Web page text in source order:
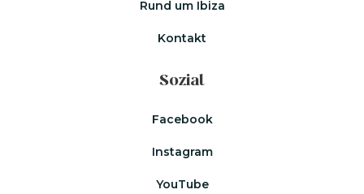
Rund um Ibiza
Kontakt
Sozial
Facebook
Instagram
YouTube